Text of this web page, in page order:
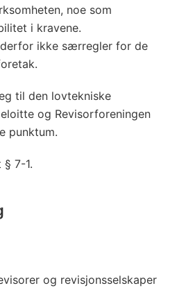
noe som
i kravene.
ikke særregler for de
til den lovtekniske
og Revisorforeningen
punktum.
7-1.
og revisjonsselskaper